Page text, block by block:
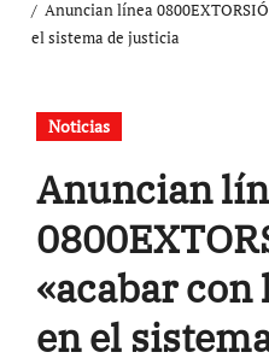
Anuncian línea
el sistema de justicia
Noticias
Anuncian
«acabar con
en el